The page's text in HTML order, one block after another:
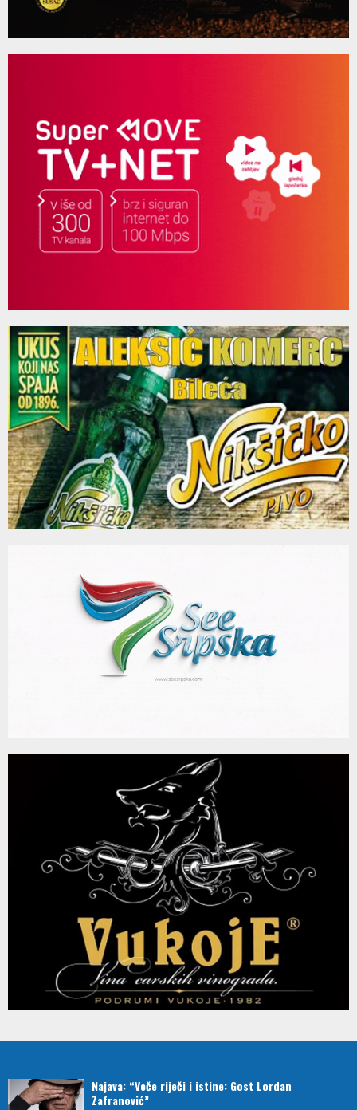
Najava: “Veče riječi i istine: Gost Lordan
Zafranović”